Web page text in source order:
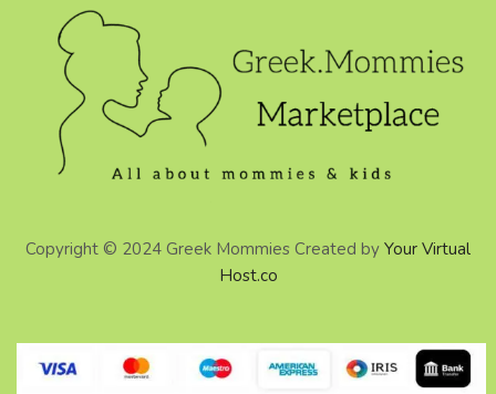
Copyright © 2024 Greek Mommies Created by Your Virtual
Host.co